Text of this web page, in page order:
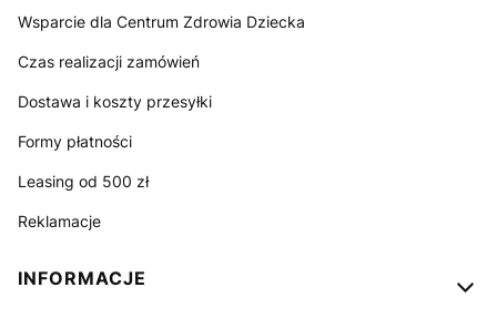
Wsparcie dla Centrum Zdrowia Dziecka
Czas realizacji zamówień
Dostawa i koszty przesyłki
Formy płatności
Leasing od 500 zł
Reklamacje
INFORMACJE